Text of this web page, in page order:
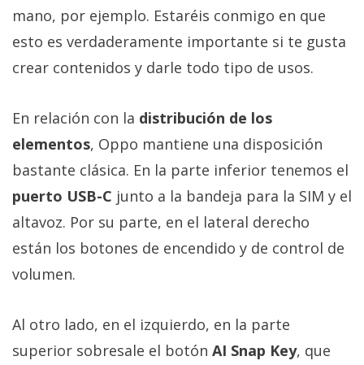
mano, por ejemplo. Estaréis conmigo en que
esto es verdaderamente importante si te gusta
crear contenidos y darle todo tipo de usos.
En relación con la distribución de los
elementos, Oppo mantiene una disposición
bastante clásica. En la parte inferior tenemos el
puerto USB-C junto a la bandeja para la SIM y el
altavoz. Por su parte, en el lateral derecho
están los botones de encendido y de control de
volumen.
Al otro lado, en el izquierdo, en la parte
superior sobresale el botón AI Snap Key, que